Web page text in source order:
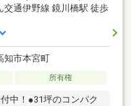
交通伊野線 鏡川橋駅 徒歩
知市本宮町
所有権
中！●31坪のコンパク